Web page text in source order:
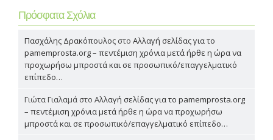
Πρόσφατα Σχόλια
Πασχάλης Δρακόπουλος στο Αλλαγή σελίδας για το
pamemprosta.org – πεντέμιση χρόνια μετά ήρθε η ώρα να
προχωρήσω μπροστά και σε προσωπικό/επαγγελματικό
επίπεδο…
Γιώτα Γιαλαμά στο Αλλαγή σελίδας για το pamemprosta.org
– πεντέμιση χρόνια μετά ήρθε η ώρα να προχωρήσω
μπροστά και σε προσωπικό/επαγγελματικό επίπεδο…